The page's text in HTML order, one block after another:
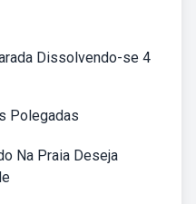
Dissolvendo-se 4
Polegadas
Na Praia Deseja